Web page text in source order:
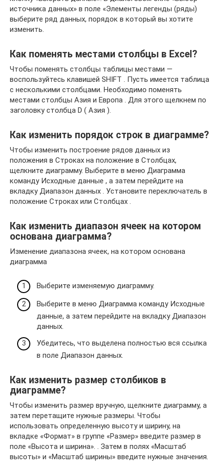
источника данных» в поле «Элементы легенды (ряды)
выберите ряд данных, порядок в который вы хотите
изменить.
Как поменять местами столбцы в Excel?
Чтобы поменять столбцы таблицы местами —
воспользуйтесь клавишей SHIFT . Пусть имеется таблица
с несколькими столбцами. Необходимо поменять
местами столбцы Азия и Европа . Для этого щелкнем по
заголовку столбца D ( Азия ).
Как изменить порядок строк в диаграмме?
Чтобы изменить построение рядов данных из
положения в Строках на положение в Столбцах,
щелкните диаграмму. Выберите в меню Диаграмма
команду Исходные данные , а затем перейдите на
вкладку Диапазон данных . Установите переключатель в
положение Строках или Столбцах .
Как изменить диапазон ячеек на котором
основана диаграмма?
Изменение диапазона ячеек, на котором основана
диаграмма
Выберите изменяемую диаграмму.
Выберите в меню Диаграмма команду Исходные
данные, а затем перейдите на вкладку Диапазон
данных.
Убедитесь, что выделена полностью вся ссылка
в поле Диапазон данных.
Как изменить размер столбиков в
диаграмме?
Чтобы изменить размер вручную, щелкните диаграмму, а
затем перетащите нужные размеры. Чтобы
использовать определенную высоту и ширину, на
вкладке «Формат» в группе «Размер» введите размер в
поле «Высота и ширина». . Затем в полях «Масштаб
высоты» и «Масштаб ширины» введите нужные значения.